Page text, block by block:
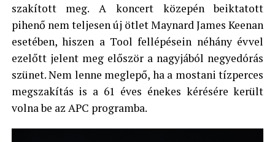
szakított meg. A koncert közepén beiktatott
pihenő nem teljesen új ötlet Maynard James Keenan
esetében, hiszen a Tool fellépésein néhány évvel
ezelőtt jelent meg először a nagyjából negyedórás
szünet. Nem lenne meglepő, ha a mostani tízperces
megszakítás is a 61 éves énekes kérésére került
volna be az APC programba.